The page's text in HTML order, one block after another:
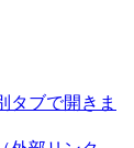
タブで開きま